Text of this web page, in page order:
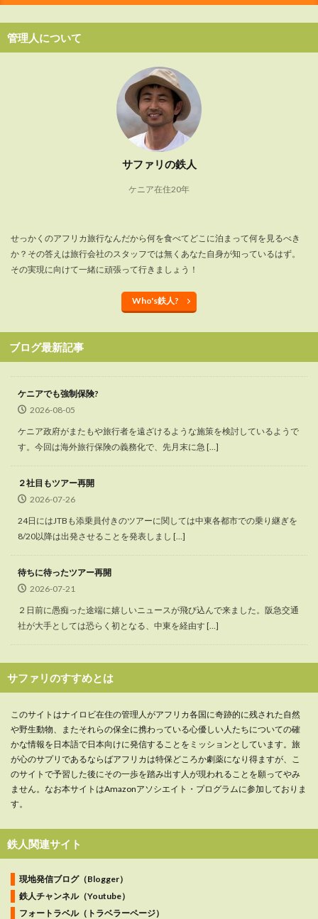
管理人について
サファリの鉄人
ケニア在住20年
せっかくのアフリカ旅行なんだから何を食べてどこに泊まって何を見るべき
か？その答えは旅行会社のスタッフでは無くあなた自身が知っているはず。
その実現に向けて一緒に頑張って行きましょう！
Who's鉄人?
ブログ最新記事
ケニアでも強制保険?
2026-08-05
ケニア政府がまたもや旅行者を遠ざけるような施策を検討しているようで
す。今回は海外旅行保険の義務化で、先月末に急 […]
２社目もツアー再開
2026-07-26
24日にはJTBも添乗員付きのツアーに関しては中東各都市での乗り継ぎを
8/20以降は出発させることを発表しまし […]
待ちに待ったツアー再開
2026-07-21
２日前に愚痴った途端に嬉しいニュースが飛び込んで来ました。阪急交通
社が大手としては恐らく初となる、中東を経由す […]
サファリのすすめとは
このサイトはナイロビ在住の管理人がアフリカ各国に奇跡的に残された自然
や野生動物、またそれらの保全に携わっている心優しい人たちについての確
かな情報を日本語で日本向けに発信することをミッションとしています。旅
が心のサプリであるならばアフリカは特保どころか劇薬になり得ますが、こ
のサイトで予習した後にその一歩を踏み出す人が現われることを願ってやみ
ません。なお本サイトはAmazonアソシエイト・プログラムに参加しておりま
す。
鉄人関連サイト
現地発信ブログ（Blogger）
鉄人チャンネル（Youtube）
フォートラベル（トラベラーページ）